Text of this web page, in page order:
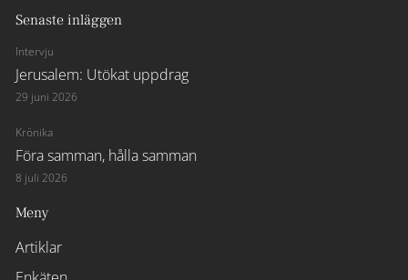
Senaste inläggen
Intervju
Jerusalem: Utökat uppdrag
29 juni 2026
Krönika
Föra samman, hålla samman
8 juli 2026
Meny
Artiklar